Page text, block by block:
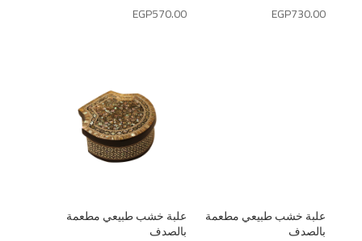
EGP570.00 EGP730.00
علبة خشب طبيعي مطعمة
بالصدف
علبة خشب طبيعي مطعمة
بالصدف